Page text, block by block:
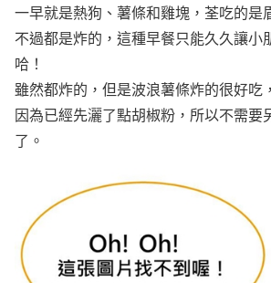
一早就是熱狗、薯條和雞塊，荃吃的是
不過都是炸的，這種早餐只能久久讓小
哈！
雖然都炸的，但是波浪薯條炸的很好吃
因為已經先灑了點胡椒粉，所以不需要
了。